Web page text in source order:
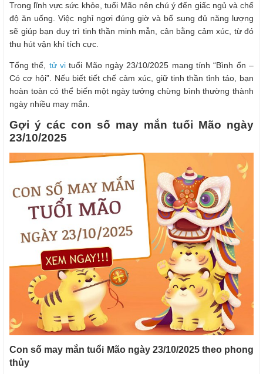
Trong lĩnh vực sức khỏe, tuổi Mão nên chú ý đến giấc ngủ và chế
độ ăn uống. Việc nghỉ ngơi đúng giờ và bổ sung đủ năng lượng
sẽ giúp bạn duy trì tinh thần minh mẫn, cân bằng cảm xúc, từ đó
thu hút vận khí tích cực.
Tổng thể, tử vi tuổi Mão ngày 23/10/2025 mang tính “Bình ổn –
Có cơ hội”. Nếu biết tiết chế cảm xúc, giữ tinh thần tỉnh táo, bạn
hoàn toàn có thể biến một ngày tưởng chừng bình thường thành
ngày nhiều may mắn.
Gợi ý các con số may mắn tuổi Mão ngày
23/10/2025
Con số may mắn tuổi Mão ngày 23/10/2025 theo phong
thủy